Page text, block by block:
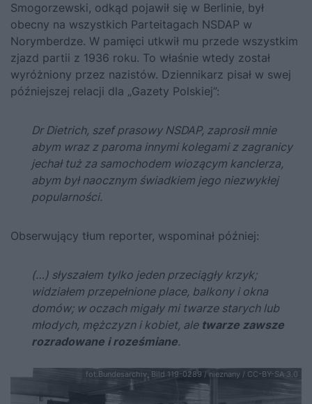
Smogorzewski, odkąd pojawił się w Berlinie, był
obecny na wszystkich Parteitagach NSDAP w
Norymberdze. W pamięci utkwił mu przede wszystkim
zjazd partii z 1936 roku. To właśnie wtedy został
wyróżniony przez nazistów. Dziennikarz pisał w swej
późniejszej relacji dla „Gazety Polskiej”:
Dr Dietrich, szef prasowy NSDAP, zaprosił mnie
abym wraz z paroma innymi kolegami z zagranicy
jechał tuż za samochodem wiozącym kanclerza,
abym był naocznym świadkiem jego niezwykłej
popularności.
Obserwujący tłum reporter, wspominał później:
(…) słyszałem tylko jeden przeciągły krzyk;
widziałem przepełnione place, balkony i okna
domów; w oczach migały mi twarze starych lub
młodych, mężczyzn i kobiet, ale twarze zawsze
rozradowane i roześmiane.
fot.Bundesarchiv, Bild 119-0289 / nieznany / CC-BY-SA 3.0